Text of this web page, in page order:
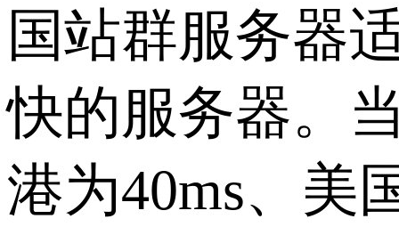
国站群服务器
快的服务器。
港为40ms、美